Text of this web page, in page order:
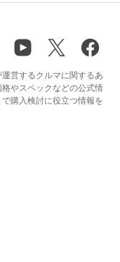
営するクルマに関するあ
やスペックなどの公式情
購入検討に役立つ情報を